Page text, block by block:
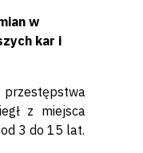
w
kar i
przestępstwa
z miejsca
3 do 15 lat.